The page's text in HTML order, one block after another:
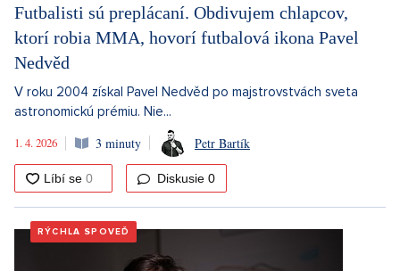
Futbalisti sú preplácaní. Obdivujem chlapcov,
ktorí robia MMA, hovorí futbalová ikona Pavel
Nedvěd
V roku 2004 získal Pavel Nedvěd po majstrovstvách sveta
astronomickú prémiu. Nie...
1. 4. 2026
3 minuty Petr Bartík
Diskusie 0
RÝCHLA SPOVEĎ